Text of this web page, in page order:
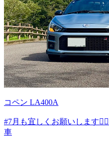
コペン LA400A
#7月も宜しくお願いします🙇‍♂️
車